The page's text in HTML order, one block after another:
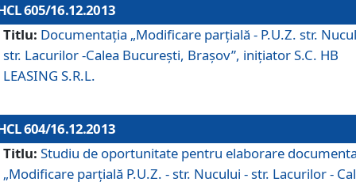
605/16.12.2013
Titlu: Documentaţia „Modificare parţială - P.U.Z. str.
str. Lacurilor -Calea Bucureşti, Braşov”, iniţiator S.C. HB
LEASING S.R.L.
604/16.12.2013
Titlu: Studiu de oportunitate pentru elaborare
„Modificare parţială P.U.Z. - str. Nucului - str. Lacurilor -